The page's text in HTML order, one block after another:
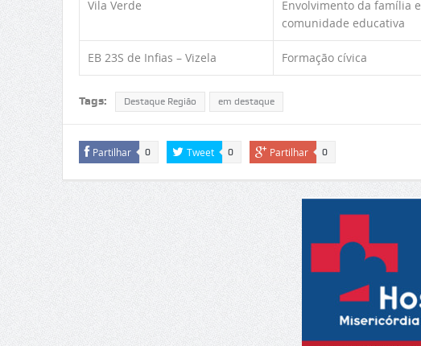
Vila Verde
Envolvimento da família e
comunidade educativa
EB 23S de Infias – Vizela Formação cívica
Tags: Destaque Região em destaque
Partilhar 0 Tweet 0 Partilhar 0